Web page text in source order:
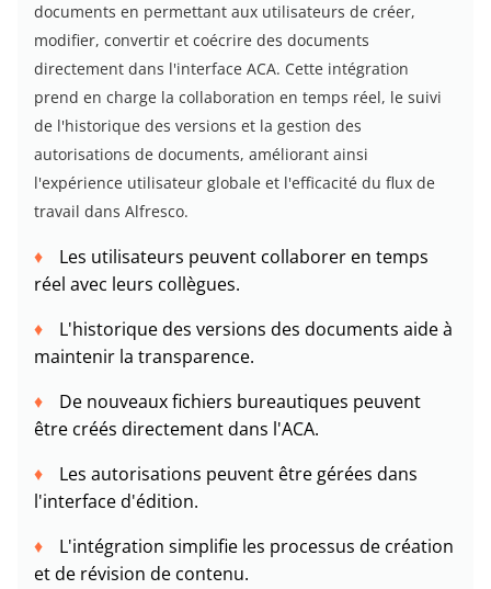
documents en permettant aux utilisateurs de créer,
modifier, convertir et coécrire des documents
directement dans l'interface ACA. Cette intégration
prend en charge la collaboration en temps réel, le suivi
de l'historique des versions et la gestion des
autorisations de documents, améliorant ainsi
l'expérience utilisateur globale et l'efficacité du flux de
travail dans Alfresco.
Les utilisateurs peuvent collaborer en temps
réel avec leurs collègues.
L'historique des versions des documents aide à
maintenir la transparence.
De nouveaux fichiers bureautiques peuvent
être créés directement dans l'ACA.
Les autorisations peuvent être gérées dans
l'interface d'édition.
L'intégration simplifie les processus de création
et de révision de contenu.